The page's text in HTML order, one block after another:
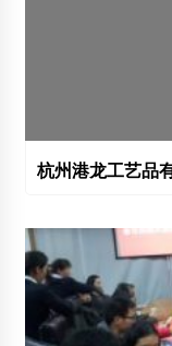
杭州港龙工艺品